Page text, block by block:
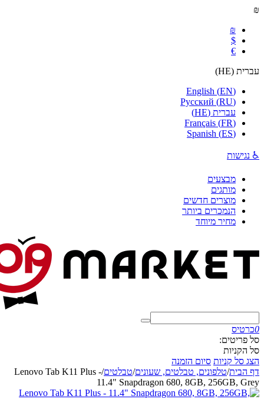
₪
₪
$
€
עברית (
HE
)
English (EN)
Русский (RU)
עברית (
HE
)
Français (FR)
Spanish (ES)
♿ נגישות
מבצעים
מותגים
מוצרים חדשים
הנמכרים ביותר
מחיר מיוחד
0כרטיס
סל פריטים:
סל הקניות
הצג סל קניות סיום הזמנה
דף הבית/טלפונים, טבלטים, שעונים/טבלטים/
Lenovo Tab K11 Plus -
11.4" Snapdragon 680, 8GB, 256GB, Grey